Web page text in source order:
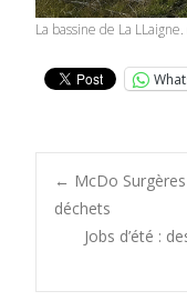
La bassine de La LLaigne.
Post
← McDo
déchets
Jobs d’été :